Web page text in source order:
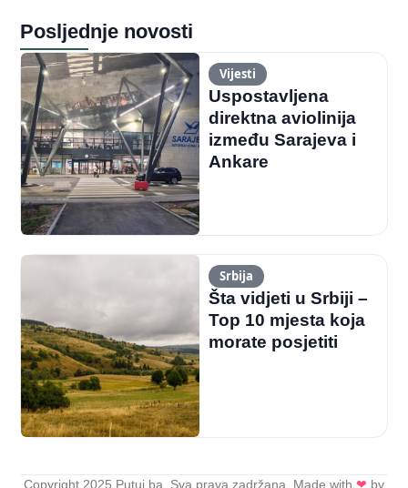
Posljednje novosti
Vijesti
Uspostavljena
direktna aviolinija
između Sarajeva i
Ankare
Srbija
Šta vidjeti u Srbiji –
Top 10 mjesta koja
morate posjetiti
Copyright 2025 Putuj.ba. Sva prava zadržana. Made with ❤ by